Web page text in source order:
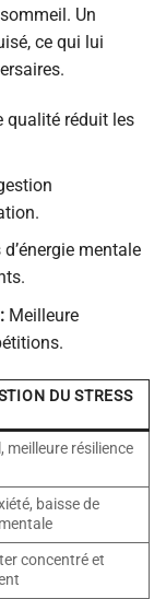
Un
ce qui lui
qualité réduit les
mentale
Meilleure
DU STRESS
résilience
baisse de
concentré et